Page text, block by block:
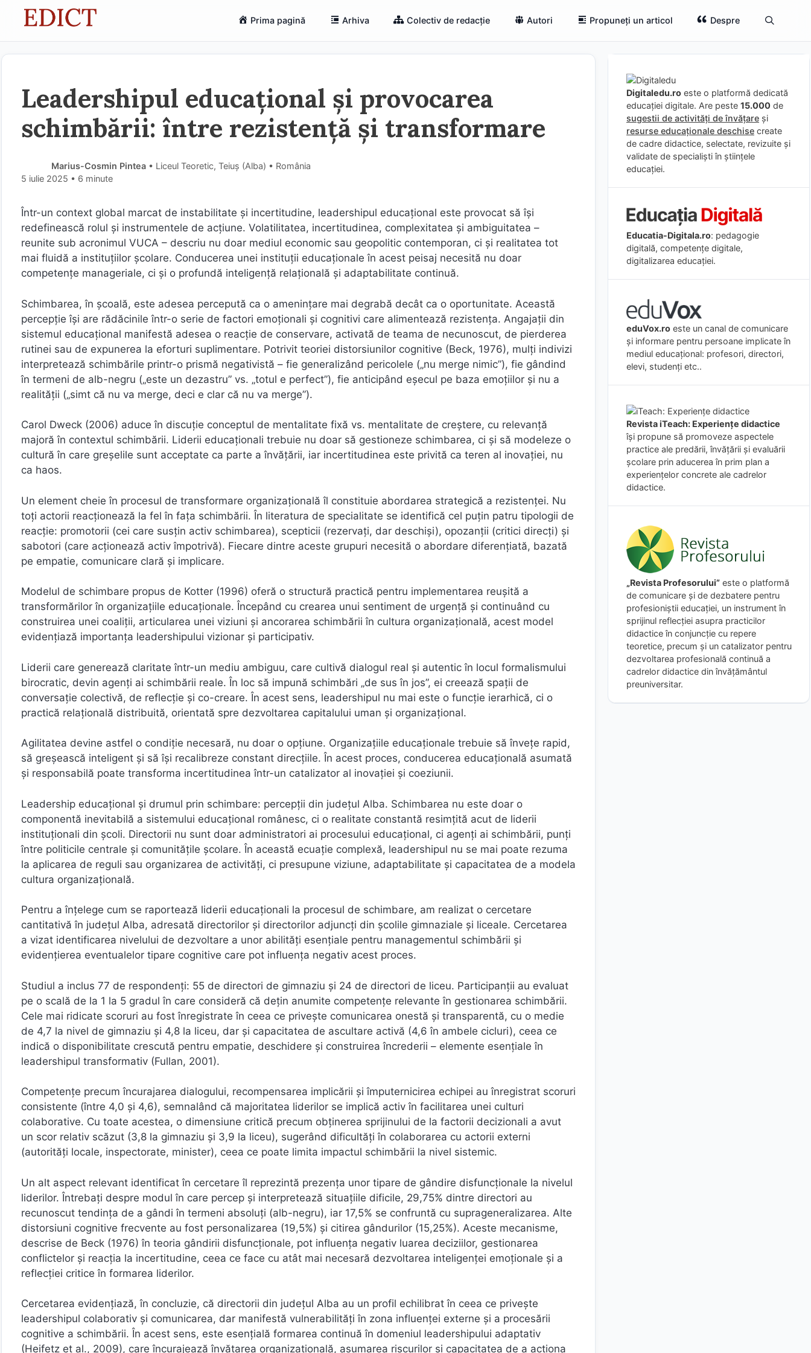
Prima pagină Arhiva Colectiv de redacție Autori Propuneți un articol Despre
Leadershipul educațional și provocarea
schimbării: între rezistență și transformare
Marius-Cosmin Pintea • Liceul Teoretic, Teiuș (Alba) • România
5 iulie 2025 • 6 minute
Într-un context global marcat de instabilitate și incertitudine, leadershipul educațional este provocat să își
redefinească rolul și instrumentele de acțiune. Volatilitatea, incertitudinea, complexitatea și ambiguitatea –
reunite sub acronimul VUCA – descriu nu doar mediul economic sau geopolitic contemporan, ci și realitatea tot
mai fluidă a instituțiilor școlare. Conducerea unei instituții educaționale în acest peisaj necesită nu doar
competențe manageriale, ci și o profundă inteligență relațională și adaptabilitate continuă.
Schimbarea, în școală, este adesea percepută ca o amenințare mai degrabă decât ca o oportunitate. Această
percepție își are rădăcinile într-o serie de factori emoționali și cognitivi care alimentează rezistența. Angajații din
sistemul educațional manifestă adesea o reacție de conservare, activată de teama de necunoscut, de pierderea
rutinei sau de expunerea la eforturi suplimentare. Potrivit teoriei distorsiunilor cognitive (Beck, 1976), mulți indivizi
interpretează schimbările printr-o prismă negativistă – fie generalizând pericolele („nu merge nimic”), fie gândind
în termeni de alb-negru („este un dezastru” vs. „totul e perfect”), fie anticipând eșecul pe baza emoțiilor și nu a
realității („simt că nu va merge, deci e clar că nu va merge”).
Carol Dweck (2006) aduce în discuție conceptul de mentalitate fixă vs. mentalitate de creștere, cu relevanță
majoră în contextul schimbării. Liderii educaționali trebuie nu doar să gestioneze schimbarea, ci și să modeleze o
cultură în care greșelile sunt acceptate ca parte a învățării, iar incertitudinea este privită ca teren al inovației, nu
ca haos.
Un element cheie în procesul de transformare organizațională îl constituie abordarea strategică a rezistenței. Nu
toți actorii reacționează la fel în fața schimbării. În literatura de specialitate se identifică cel puțin patru tipologii de
reacție: promotorii (cei care susțin activ schimbarea), scepticii (rezervați, dar deschiși), opozanții (critici direcți) și
sabotori (care acționează activ împotrivă). Fiecare dintre aceste grupuri necesită o abordare diferențiată, bazată
pe empatie, comunicare clară și implicare.
Modelul de schimbare propus de Kotter (1996) oferă o structură practică pentru implementarea reușită a
transformărilor în organizațiile educaționale. Începând cu crearea unui sentiment de urgență și continuând cu
construirea unei coaliții, articularea unei viziuni și ancorarea schimbării în cultura organizațională, acest model
evidențiază importanța leadershipului vizionar și participativ.
Liderii care generează claritate într-un mediu ambiguu, care cultivă dialogul real și autentic în locul formalismului
birocratic, devin agenți ai schimbării reale. În loc să impună schimbări „de sus în jos”, ei creează spații de
conversație colectivă, de reflecție și co-creare. În acest sens, leadershipul nu mai este o funcție ierarhică, ci o
practică relațională distribuită, orientată spre dezvoltarea capitalului uman și organizațional.
Agilitatea devine astfel o condiție necesară, nu doar o opțiune. Organizațiile educaționale trebuie să învețe rapid,
să greșească inteligent și să își recalibreze constant direcțiile. În acest proces, conducerea educațională asumată
și responsabilă poate transforma incertitudinea într-un catalizator al inovației și coeziunii.
Leadership educațional și drumul prin schimbare: percepții din județul Alba. Schimbarea nu este doar o
componentă inevitabilă a sistemului educațional românesc, ci o realitate constantă resimțită acut de liderii
instituționali din școli. Directorii nu sunt doar administratori ai procesului educațional, ci agenți ai schimbării, punți
între politicile centrale și comunitățile școlare. În această ecuație complexă, leadershipul nu se mai poate rezuma
la aplicarea de reguli sau organizarea de activități, ci presupune viziune, adaptabilitate și capacitatea de a modela
cultura organizațională.
Pentru a înțelege cum se raportează liderii educaționali la procesul de schimbare, am realizat o cercetare
cantitativă în județul Alba, adresată directorilor și directorilor adjuncți din școlile gimnaziale și liceale. Cercetarea
a vizat identificarea nivelului de dezvoltare a unor abilități esențiale pentru managementul schimbării și
evidențierea eventualelor tipare cognitive care pot influența negativ acest proces.
Studiul a inclus 77 de respondenți: 55 de directori de gimnaziu și 24 de directori de liceu. Participanții au evaluat
pe o scală de la 1 la 5 gradul în care consideră că dețin anumite competențe relevante în gestionarea schimbării.
Cele mai ridicate scoruri au fost înregistrate în ceea ce privește comunicarea onestă și transparentă, cu o medie
de 4,7 la nivel de gimnaziu și 4,8 la liceu, dar și capacitatea de ascultare activă (4,6 în ambele cicluri), ceea ce
indică o disponibilitate crescută pentru empatie, deschidere și construirea încrederii – elemente esențiale în
leadershipul transformativ (Fullan, 2001).
Competențe precum încurajarea dialogului, recompensarea implicării și împuternicirea echipei au înregistrat scoruri
consistente (între 4,0 și 4,6), semnalând că majoritatea liderilor se implică activ în facilitarea unei culturi
colaborative. Cu toate acestea, o dimensiune critică precum obținerea sprijinului de la factorii decizionali a avut
un scor relativ scăzut (3,8 la gimnaziu și 3,9 la liceu), sugerând dificultăți în colaborarea cu actorii externi
(autorități locale, inspectorate, minister), ceea ce poate limita impactul schimbării la nivel sistemic.
Un alt aspect relevant identificat în cercetare îl reprezintă prezența unor tipare de gândire disfuncționale la nivelul
liderilor. Întrebați despre modul în care percep și interpretează situațiile dificile, 29,75% dintre directori au
recunoscut tendința de a gândi în termeni absoluți (alb-negru), iar 17,5% se confruntă cu suprageneralizarea. Alte
distorsiuni cognitive frecvente au fost personalizarea (19,5%) și citirea gândurilor (15,25%). Aceste mecanisme,
descrise de Beck (1976) în teoria gândirii disfuncționale, pot influența negativ luarea deciziilor, gestionarea
conflictelor și reacția la incertitudine, ceea ce face cu atât mai necesară dezvoltarea inteligenței emoționale și a
reflecției critice în formarea liderilor.
Cercetarea evidențiază, în concluzie, că directorii din județul Alba au un profil echilibrat în ceea ce privește
leadershipul colaborativ și comunicarea, dar manifestă vulnerabilități în zona influenței externe și a procesării
cognitive a schimbării. În acest sens, este esențială formarea continuă în domeniul leadershipului adaptativ
(Heifetz et al., 2009), care încurajează învățarea organizațională, asumarea riscurilor și capacitatea de a acționa
Digitaledu.ro este o platformă dedicată
educației digitale. Are peste 15.000 de
sugestii de activități de învățare și
resurse educaționale deschise create
de cadre didactice, selectate, revizuite și
validate de specialiști în științele
educației.
Educatia-Digitala.ro: pedagogie
digitală, competențe digitale,
digitalizarea educației.
eduVox.ro este un canal de comunicare
și informare pentru persoane implicate în
mediul educațional: profesori, directori,
elevi, studenți etc..
Revista iTeach: Experienţe didactice
îşi propune să promoveze aspectele
practice ale predării, învăţării şi evaluării
şcolare prin aducerea în prim plan a
experienţelor concrete ale cadrelor
didactice.
„Revista Profesorului” este o platformă
de comunicare și de dezbatere pentru
profesioniștii educației, un instrument în
sprijinul reflecției asupra practicilor
didactice în conjuncție cu repere
teoretice, precum și un catalizator pentru
dezvoltarea profesională continuă a
cadrelor didactice din învățământul
preuniversitar.